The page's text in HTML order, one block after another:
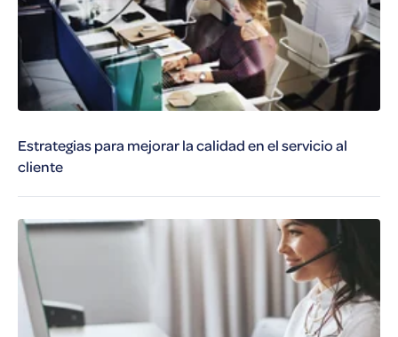
Estrategias para mejorar la calidad en el servicio al
cliente